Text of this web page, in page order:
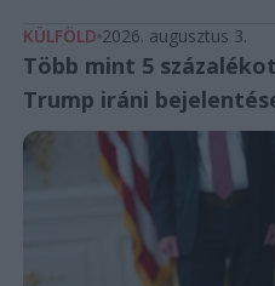
KÜLFÖLD 2026. augusztus 3.
Több mint 5
Trump iráni